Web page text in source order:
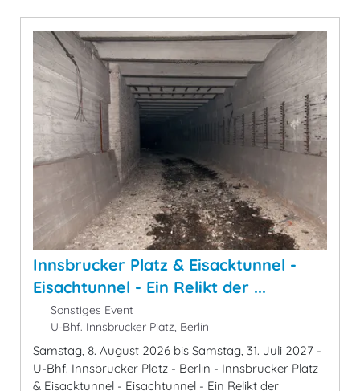
Innsbrucker Platz & Eisacktunnel -
Eisachtunnel - Ein Relikt der ...
Sonstiges Event
U-Bhf. Innsbrucker Platz, Berlin
Samstag, 8. August 2026 bis Samstag, 31. Juli 2027 -
U-Bhf. Innsbrucker Platz - Berlin - Innsbrucker Platz
& Eisacktunnel - Eisachtunnel - Ein Relikt der